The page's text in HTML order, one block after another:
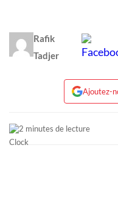
Rafik
Tadjer
Ajoutez-
2 minutes de lecture